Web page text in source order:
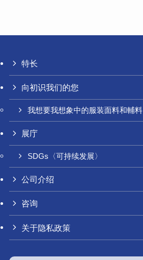
特长
向初识我们的您
我想要我想象中的服装面料和輔料
展庁
SDGs〈可持续发展〉
公司介绍
咨询
关于隐私政策